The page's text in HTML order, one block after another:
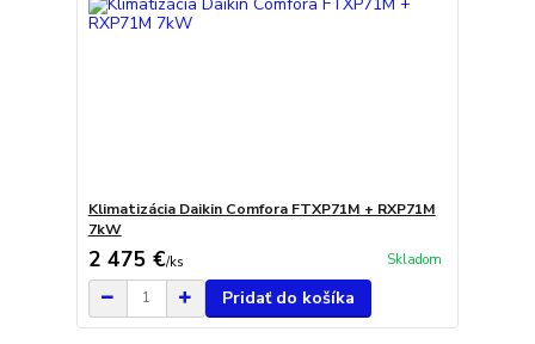
Klimatizácia Daikin Comfora FTXP71M + RXP71M
7kW
2 475 €/ks Skladom
Pridať do košíka